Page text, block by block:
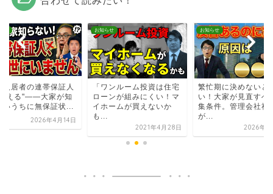
入居者の連帯保証人
える"——大家が知
いうちに無保証状...
2026年4月14日
お知らせ
「ワンルーム投資は住宅
ローンが組みにくい！マ
イホームが買えないか
も...
2021年4月28日
お知らせ
繁忙期に決めないと
い！大家が見直すべ
集条件。管理会社社
が...
2026年2